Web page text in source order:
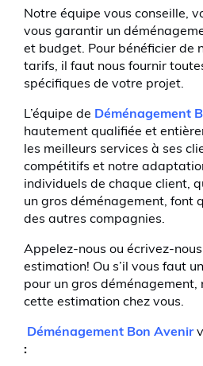
Notre équipe vous conseille,
vous garantir un
et budget. Pour bénéficier de
tarifs, il faut nous fournir
spécifiques de votre projet.
L’équipe de Déménagement
hautement qualifiée et
les meilleurs services à ses
compétitifs et notre
individuels de chaque client,
un gros déménagement, font
des autres compagnies.
Appelez-nous ou écrivez-
estimation! Ou s’il vous faut
pour un gros déménagement,
cette estimation chez vous.
Déménagement Bon Avenir
: